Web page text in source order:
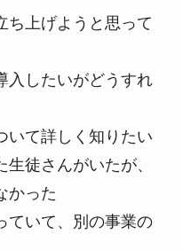
ち上げようと思って
入したいがどうすれ
いて詳しく知りたい
生徒さんがいたが、
かった
ていて、別の事業の